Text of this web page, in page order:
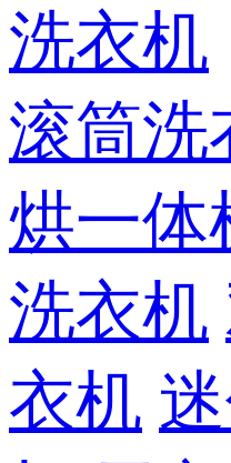
洗衣机
滚筒洗
烘一体
洗衣机
衣机